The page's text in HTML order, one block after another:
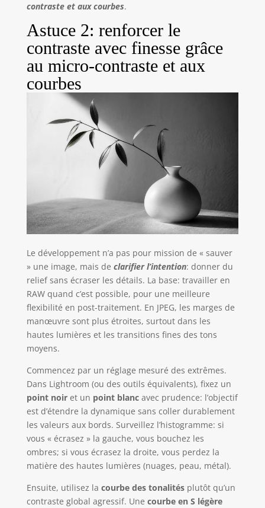
contraste et aux courbes.
Astuce 2: renforcer le
contraste avec finesse grâce
au micro-contraste et aux
courbes
Le développement n’a pas pour mission de « sauver
» une image, mais de clarifier l’intention: donner du
relief sans écraser les détails. La base: travailler en
RAW quand c’est possible, pour une meilleure
flexibilité en post-traitement. En JPEG, les marges de
manœuvre sont plus étroites, surtout dans les
hautes lumières et les transitions fines des tons
moyens.
Commencez par un réglage mesuré des extrêmes.
Dans Lightroom (ou des outils équivalents), fixez un
point noiret un point blancavec prudence: l’objectif
est d’étendre la dynamique sans coller durablement
les valeurs aux bords. Surveillez l’histogramme: si
vous « écrasez » la gauche, vous bouchez les
ombres; si vous écrasez la droite, vous perdez la
matière des hautes lumières (nuages, peau, métal).
Ensuite, utilisez la courbe des tonalitésplutôt qu’un
contraste global agressif. Une courbe en S légère